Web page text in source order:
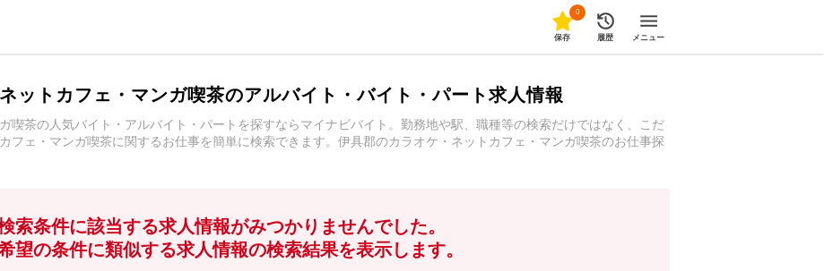
0
保存 履歴 メニュー
ットカフェ・マンガ喫茶のアルバイト・バイト・パート求人情報
喫茶の人気バイト・アルバイト・パートを探すならマイナビバイト。勤務地や駅、職種等の検索だけではなく、こだ
フェ・マンガ喫茶に関するお仕事を簡単に検索できます。伊具郡のカラオケ・ネットカフェ・マンガ喫茶のお仕事探
索条件に該当する求人情報がみつかりませんでした。
望の条件に類似する求人情報の検索結果を表示します。